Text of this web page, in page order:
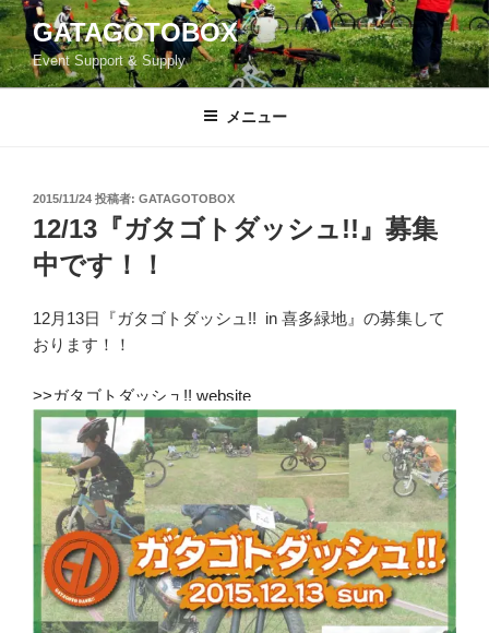
コ
ン
テ
ン
GATAGOTOBOX
Event Support & Supply
メニュー
投
稿
日:
2015/11/24 投稿者: GATAGOTOBOX
12/13『ガタゴトダッシュ!!』募集
中です！！
12月13日『ガタゴトダッシュ!! in 喜多緑地』の募集して
おります！！
>>ガタゴトダッシュ!! website